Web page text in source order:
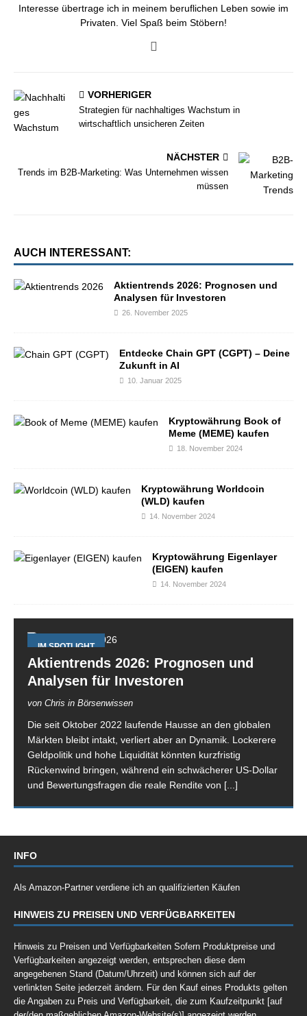
Interesse übertrage ich in meinem beruflichen Leben sowie im
Privaten. Viel Spaß beim Stöbern!
VORHERIGER
Strategien für nachhaltiges Wachstum in
wirtschaftlich unsicheren Zeiten
NÄCHSTER
Trends im B2B-Marketing: Was Unternehmen wissen
müssen
AUCH INTERESSANT:
Aktientrends 2026: Prognosen und
Analysen für Investoren
26. November 2025
Entdecke Chain GPT (CGPT) – Deine
Zukunft in AI
10. Januar 2025
Kryptowährung Book of
Meme (MEME) kaufen
18. November 2024
Kryptowährung Worldcoin
(WLD) kaufen
14. November 2024
Kryptowährung Eigenlayer
(EIGEN) kaufen
14. November 2024
IM SPOTLIGHT
Aktientrends 2026: Prognosen und
Analysen für Investoren
von Chris in Börsenwissen
Die seit Oktober 2022 laufende Hausse an den globalen
Märkten bleibt intakt, verliert aber an Dynamik. Lockerere
Geldpolitik und hohe Liquidität könnten kurzfristig
Rückenwind bringen, während ein schwächerer US-Dollar
und Bewertungsfragen die reale Rendite von [...]
INFO
Als Amazon-Partner verdiene ich an qualifizierten Käufen
HINWEIS ZU PREISEN UND VERFÜGBARKEITEN
Hinweis zu Preisen und Verfügbarkeiten Sofern Produktpreise und
Verfügbarkeiten angezeigt werden, entsprechen diese dem
angegebenen Stand (Datum/Uhrzeit) und können sich auf der
verlinkten Seite jederzeit ändern. Für den Kauf eines Produkts gelten
die Angaben zu Preis und Verfügbarkeit, die zum Kaufzeitpunkt [auf